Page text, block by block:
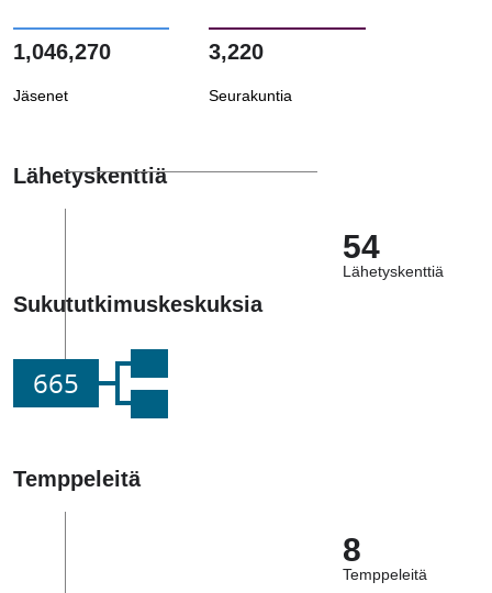
1,046,270
Jäsenet
3,220
Seurakuntia
Lähetyskenttiä
54
Lähetyskenttiä
Sukututkimuskeskuksia
665
Temppeleitä
8
Temppeleitä